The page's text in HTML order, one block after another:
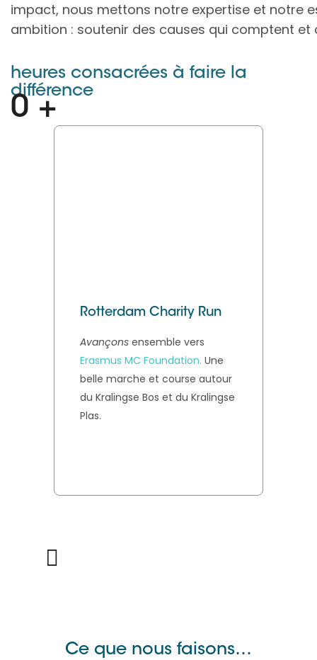
impact, nous mettons notre expertise et notre
ambition : soutenir des causes qui comptent et
heures consacrées à faire la
différence
0 +
Rotterdam Charity Run
Avançons ensemble vers
Erasmus MC Foundation. Une
belle marche et course autour
du Kralingse Bos et du Kralingse
Plas.
Ce que nous faisons…